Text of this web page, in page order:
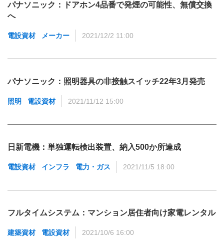
パナソニック：ドアホン4品番で発煙の可能性、無償交換
へ
電設資材 メーカー 2021/12/2 11:00
パナソニック：照明器具の非接触スイッチ22年3月発売
照明 電設資材 2021/11/12 15:00
日新電機：単独運転検出装置、納入500か所達成
電設資材 インフラ 電力・ガス 2021/11/5 18:00
フルタイムシステム：マンション居住者向け家電レンタル
建築資材 電設資材 2021/10/6 16:00